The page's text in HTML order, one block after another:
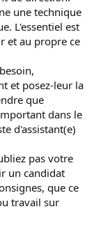
une technique
L'essentiel est
et au propre ce
et posez-leur la
que
dans le
d'assistant(e)
pas votre
un candidat
que ce
travail sur